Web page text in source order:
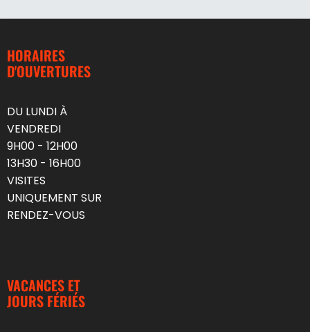
HORAIRES
D'OUVERTURES
DU LUNDI À
VENDREDI
9H00 - 12H00
13H30 - 16H00
VISITES
UNIQUEMENT SUR
RENDEZ-VOUS
VACANCES ET
JOURS FÉRIÉS